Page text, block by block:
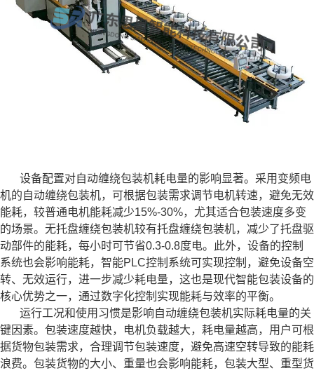
设备配置对自动缠绕包装机耗电量的影响显著。采用变频电
机的自动缠绕包装机，可根据包装需求调节电机转速，避免无效
能耗，较普通电机能耗减少15%-30%，尤其适合包装速度多变
的场景。无托盘缠绕包装机较有托盘缠绕包装机，减少了托盘驱
动部件的能耗，每小时可节省0.3-0.8度电。此外，设备的控制
系统也会影响能耗，智能PLC控制系统可实现控制，避免设备空
转、无效运行，进一步减少耗电量，这也是现代智能包装设备的
核心优势之一，通过数字化控制实现能耗与效率的平衡。
运行工况和使用习惯是影响自动缠绕包装机实际耗电量的关
键因素。包装速度越快，电机负载越大，耗电量越高，用户可根
据货物包装需求，合理调节包装速度，避免高速空转导致的能耗
浪费。包装货物的大小、重量也会影响能耗，包装大型、重型货